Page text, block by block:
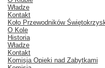
Władze
Kontakt
Koło Przewodników
O Kole
Historia
Władze
Kontakt
Komisja Opieki nad Zabytkami